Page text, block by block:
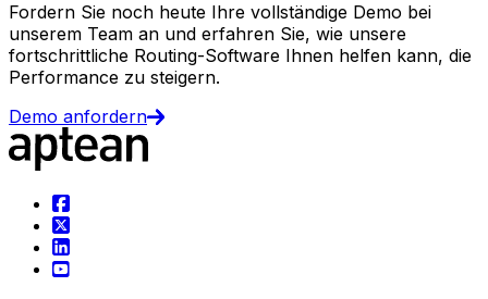
Fordern Sie noch heute Ihre vollständige Demo bei
unserem Team an und erfahren Sie, wie unsere
fortschrittliche Routing-Software Ihnen helfen kann, die
Performance zu steigern.
Demo anfordern